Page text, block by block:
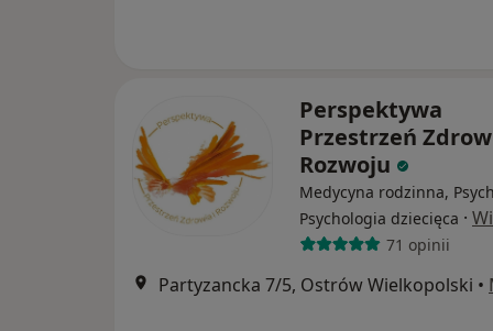
Perspektywa
Przestrzeń
Rozwoju
Medycyna rodzinna,
Psychologia dziecięca ·
71 opinii
Partyzancka 7/5, Ostrów Wielkopolski •